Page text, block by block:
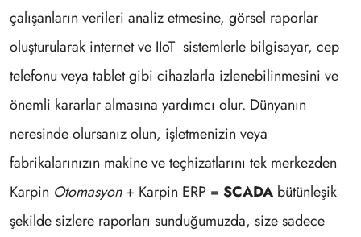
çalışanların verileri analiz etmesine, görsel raporlar
oluşturularak internet ve IIoT sistemlerle bilgisayar, cep
telefonu veya tablet gibi cihazlarla izlenebilinmesini ve
önemli kararlar almasına yardımcı olur. Dünyanın
neresinde olursanız olun, işletmenizin veya
fabrikalarınızın makine ve teçhizatlarını tek merkezden
Karpin Otomasyon+ Karpin ERP = SCADA bütünleşik
şekilde sizlere raporları sunduğumuzda, size sadece